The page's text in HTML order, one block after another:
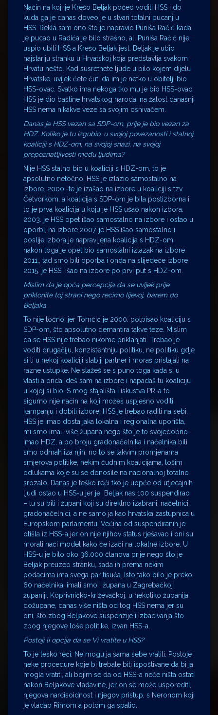
Način na koji je Krešo Beljak počeo voditi HSS i do
kuda ga je danas doveo je u stvari totalni pucanj u
HSS. Rekla sam ono što je napravio Puniša Račić kada
je pucao u Radića je bilo strašno, ali Puniša Račić nije
uspio ubiti HSS a Krešo Beljak jest. Beljak je ubio
najstariju stranku u Hrvatskoj koja predstavlja svakom
Hrvatu nešto. Kad susretnete ljude u bilo kojem dijelu
Hrvatske, uvijek ćete ćuti da im je netko u obitelji bio
HSS-ovac. Svatko ima nekoga tko mu je bio HSS-ovac.
HSS je dio baštine hrvatskog naroda, na žalost današnji
HSS nema nikakve veze sa svojim osnivačem.
Danas je HSS vezan sa SDP-om, prije je bio vezan za
HDZ. Koliko je tu izgubio, u svojoj povezanosti i stalnoj
koaliciji s HDZ-om, na svojoj snazi, na svojoj
prepoznatljivosti među ljudima?
Nije HSS stalno bio u koaliciji s HDZ-om, to je
apsolutno netočno. HSS je izlazio samostalno na
izbore. 2000.-te je izašao na izbore u koaliciji s tzv.
Četvorkom, a koalicija s SDP-om je bila postizborna i
to je prva koalicija u koju je HSS ušao nakon izbora.
2003. je HSS opet išao samostalno na izbore i ostao u
oporbi, na izbore 2007. je HSS išao samostalno i
poslije izbora je napravljena koalicija s HDZ-om,
nakon toga je opet bio samostalni izlazak na izbore
2011., tad smo bili oporba i onda na slijedeće izbore
2015. je HSS išao na izbore po prvi put s HDZ-om.
Mislim da je opća percepcija da se uvijek prije
priklonite toj strani nego recimo lijevoj, barem do
Beljaka.
To nije točno, jer Tomčić je 2000. potpisao koaliciju s
SDP-om, što apsolutno demantira takve teze. Mislim
da se HSS nije trebao nikome priklanjati. Trebao je
voditi drugačiju, konzistentniju politiku, ne politiku gdje
si ti u nekoj koaliciji slabiji partner i moraš pristajati na
razne ustupke. Ne slažeš se s puno toga kada si u
vlasti a onda ideš sam na izbore i napadaš tu koaliciju
u kojoj si bio. S mog stajališta i iskustva PR-a to
sigurno nije način na koji možeš uspješno voditi
kampanju i dobiti izbore. HSS je trebao raditi na sebi,
HSS je imao dosta jaka lokalna i regionalna uporišta,
mi smo imali više župana nego što je to svojedobno
imao HDZ, a po broju gradonačelnika i načelnika bili
smo odmah iza njih, no to se takvim promjenama
smjerova politike, nekim čudnim koalicijama, lošim
odlukama koje su se donosile na nacionalnoj totalno
srozalo. Danas je teško reći tko je uopće od utjecajnih
ljudi ostao u HSS-u jer je Beljak nas 100 suspendirao
– tu su bili i župani koji su direktno izabrani, načelnici,
gradonačelnici, a ne samo ja kao hrvatska zastupnica u
Europskom parlamentu. Većina od suspendiranih je
otišla iz HSS-a jer on nije njihov status rješavao i oni su
morali naći model kako će izaći na lokalne izbore. U
HSS-u je bilo oko 36.000 članova prije nego što je
Beljak preuzeo stranku, sada ih prema nekim
podacima ima svega par tisuća. Isto tako bilo je preko
60 načelnika, imali smo i župana u Zagrebačkoj
županiji, Koprivničko-križevačkoj, u nekoliko županija
dožupane, danas više ništa od tog HSS nema jer su
oni, što zbog Beljakove suspenzije i izbacivanja što
zbog njegove loše politike, izvan HSS-a.
Postoji li opcija da se Vi vratite u HSS?
To je teško reći. Ne mogu ja sama sebe vratiti. Postoje
neke procedure koje bi trebale biti ispoštivane da bi ja
mogla vratiti, ali bojim se da od HSS-a neće ništa ostati
nakon Beljakove vladavine, jer on se može usporediti,
njegova narcisoidnost i njegov pristup, s Neronom koji
je vladao Rimom a potom ga spalio.